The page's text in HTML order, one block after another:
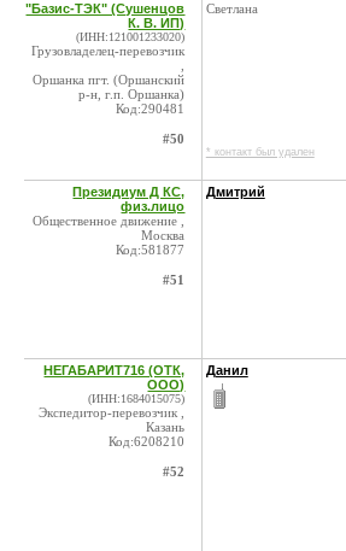
"Базис-ТЭК" (Сушенцов
К. В. ИП)
(ИНН:121001233020)
Грузовладелец-перевозчик
Оршанка пгт. (Оршанский
р-н, г.п. Оршанка)
Код:290481
#50
Светлана
* контакт был удален
Президиум Д КС,
физ.лицо
Общественное движение ,
Москва
Код:581877
#51
Дмитрий
НЕГАБАРИТ716 (ОТК,
ООО)
(ИНН:1684015075)
Экспедитор-перевозчик ,
Казань
Код:6208210
#52
Данил